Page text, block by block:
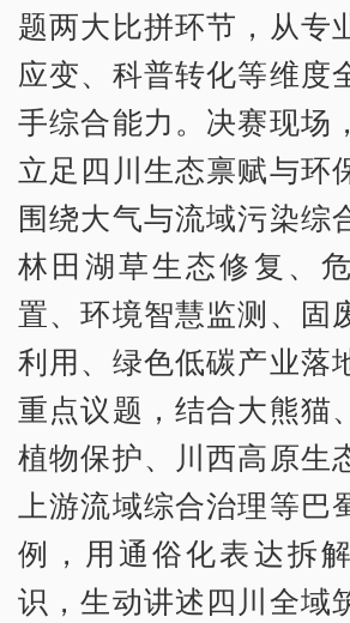
题两大比拼环节，从专
应变、科普转化等维度
手综合能力。决赛现场
立足四川生态禀赋与环
围绕大气与流域污染综
林田湖草生态修复、
置、环境智慧监测、固
利用、绿色低碳产业落
重点议题，结合大熊猫
植物保护、川西高原生
上游流域综合治理等巴
例，用通俗化表达拆
识，生动讲述四川全域